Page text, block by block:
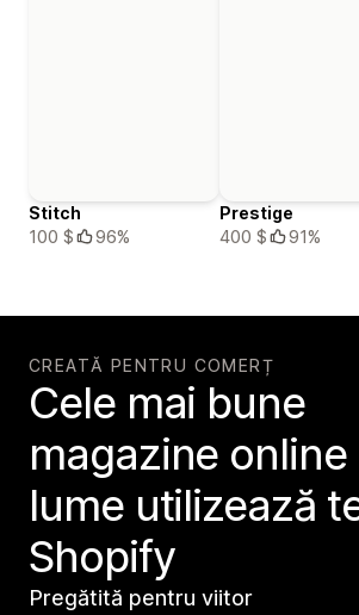
Stitch
100 $
96%
Prestige
400 $
91%
CREATĂ PENTRU COMERȚ
Cele mai bune
magazine online
lume utilizează
Shopify
Pregătită pentru viitor